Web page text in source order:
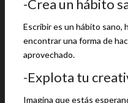
-Crea un hábito
Escribir es un hábito sano,
encontrar una forma de
aprovechado.
-Explota tu
Imagina que estás